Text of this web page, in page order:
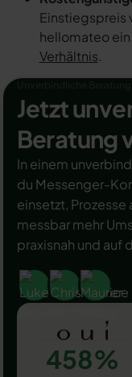
Einstiegspreis
hellomateo ein
Verhältnis.
Jetzt
Beratung
In einem
du Messenger-
einsetzt,
messbar mehr
praxisnah und auf
458%